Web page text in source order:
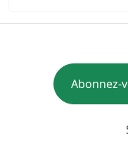
Abonnez-